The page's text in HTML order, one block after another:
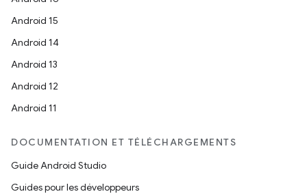
Android 15
Android 14
Android 13
Android 12
Android 11
DOCUMENTATION ET TÉLÉCHARGEMENTS
Guide Android Studio
Guides pour les développeurs